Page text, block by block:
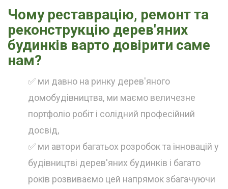
Чому реставрацію, ремонт та
реконструкцію дерев'яних
будинків варто довірити саме
нам?
✅ ми давно на ринку дерев'яного
домобудівництва, ми маємо величезне
портфоліо робіт і солідний професійний
досвід,
✅ ми автори багатьох розробок та інновацій у
будівництві дерев'яних будинків і багато
років розвиваємо цей напрямок збагачуючи